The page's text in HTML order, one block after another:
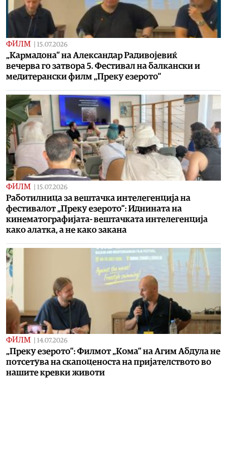
ФИЛМ | 15.07.2026
„Кармадона“ на Александар Радивојевиќ
вечерва го затвора 5. Фестивал на балкански и
медитерански филм „Преку езерото“
ФИЛМ | 15.07.2026
Работилница за вештачка интелегенција на
фестивалот „Преку езерото“: Иднината на
кинематографијата- вештачката интелегенција
како алатка, а не како закана
ФИЛМ | 14.07.2026
„Преку езерото“: Филмот „Кома“ на Агим Абдула не
потсетува на скапоценоста на пријателството во
нашите кревки животи